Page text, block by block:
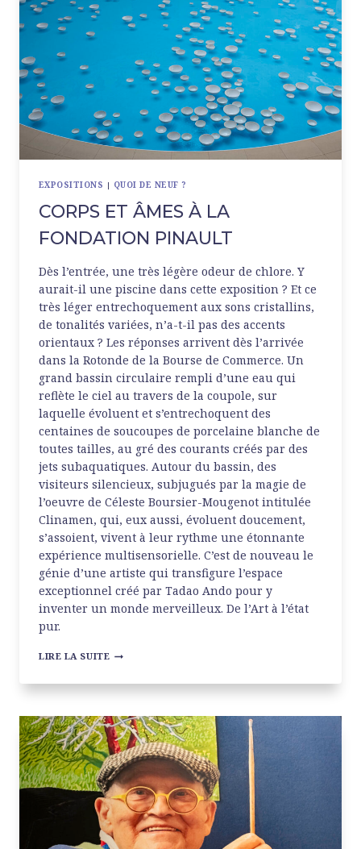
EXPOSITIONS | QUOI DE NEUF ?
CORPS ET ÂMES À LA
FONDATION PINAULT
Dès l’entrée, une très légère odeur de chlore. Y
aurait-il une piscine dans cette exposition ? Et ce
très léger entrechoquement aux sons cristallins,
de tonalités variées, n’a-t-il pas des accents
orientaux ? Les réponses arrivent dès l’arrivée
dans la Rotonde de la Bourse de Commerce. Un
grand bassin circulaire rempli d’une eau qui
reflète le ciel au travers de la coupole, sur
laquelle évoluent et s’entrechoquent des
centaines de soucoupes de porcelaine blanche de
toutes tailles, au gré des courants créés par des
jets subaquatiques. Autour du bassin, des
visiteurs silencieux, subjugués par la magie de
l’oeuvre de Céleste Boursier-Mougenot intitulée
Clinamen, qui, eux aussi, évoluent doucement,
s’assoient, vivent à leur rythme une étonnante
expérience multisensorielle. C’est de nouveau le
génie d’une artiste qui transfigure l’espace
exceptionnel créé par Tadao Ando pour y
inventer un monde merveilleux. De l’Art à l’état
pur.
LIRE LA SUITE CORPS
ÂMES
FONDATION
PINAULT